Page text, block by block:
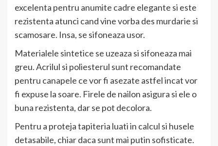
excelenta pentru anumite cadre elegante si este
rezistenta atunci cand vine vorba des murdarie si
scamosare. Insa, se sifoneaza usor.
Materialele sintetice se uzeaza si sifoneaza mai
greu. Acrilul si poliesterul sunt recomandate
pentru canapele ce vor fi asezate astfel incat vor
fi expuse la soare. Firele de nailon asigura si ele o
buna rezistenta, dar se pot decolora.
Pentru a proteja tapiteria luati in calcul si husele
detasabile, chiar daca sunt mai putin sofisticate.